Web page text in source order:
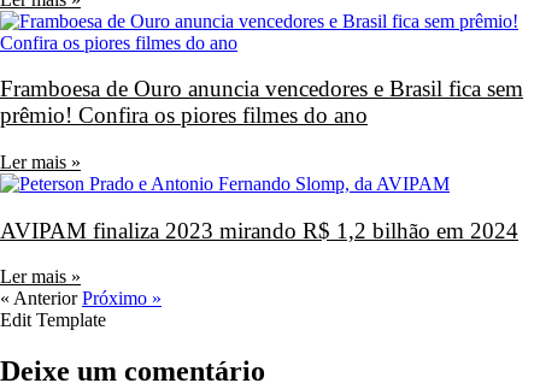
Framboesa de Ouro anuncia vencedores e Brasil fica sem
prêmio! Confira os piores filmes do ano
Ler mais »
AVIPAM finaliza 2023 mirando R$ 1,2 bilhão em 2024
Ler mais »
« Anterior Próximo »
Edit Template
Deixe um comentário